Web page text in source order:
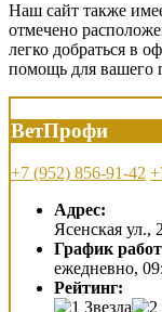
Наш сайт также
отмечено
легко добраться в
помощь для вашего
ВетПрофи
+7 (952) 856-91-42
Адрес:
Ясенская ул.,
График
ежедневно,
Рейтинг: